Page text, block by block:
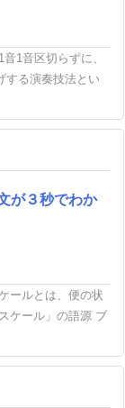
1音区切らずに、
する演奏技法とい
が３秒でわか
ールとは、便の状
ケール」の語源 ブ